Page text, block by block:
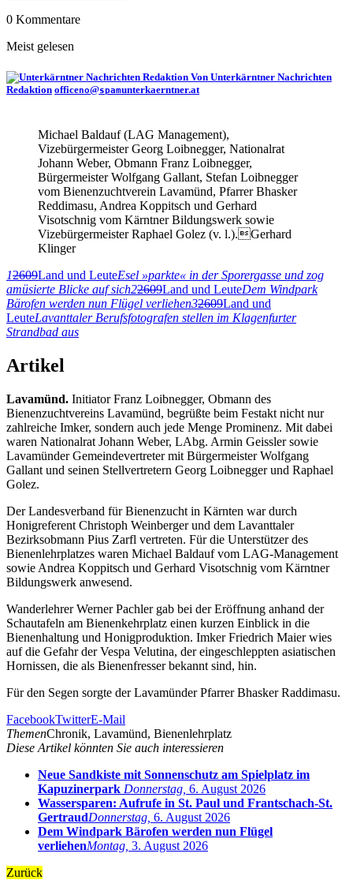
0 Kommentare
Meist gelesen
Von Unterkärntner Nachrichten
Redaktion officeno@spamunterkaerntner.at
Michael Baldauf (LAG Management),
Vizebürgermeister Georg Loibnegger, Nationalrat
Johann Weber, Obmann Franz Loibnegger,
Bürgermeister Wolfgang Gallant, Stefan Loibnegger
vom Bienenzuchtverein Lavamünd, Pfarrer Bhasker
Reddimasu, Andrea Koppitsch und Gerhard
Visotschnig vom Kärntner Bildungswerk sowie
Vizebürgermeister Raphael Golez (v. l.).Gerhard
Klinger
12609Land und LeuteEsel »parkte« in der Sporergasse und zog
amüsierte Blicke auf sich22609Land und LeuteDem Windpark
Bärofen werden nun Flügel verliehen32609Land und
LeuteLavanttaler Berufsfotografen stellen im Klagenfurter
Strandbad aus
Artikel
Lavamünd. Initiator Franz Loibnegger, Obmann des
Bienenzuchtvereins Lavamünd, begrüßte beim Festakt nicht nur
zahlreiche Imker, sondern auch jede Menge Prominenz. Mit dabei
waren Nationalrat Johann Weber, LAbg. Armin Geissler sowie
Lavamünder Gemeindevertreter mit Bürgermeister Wolfgang
Gallant und seinen Stellvertretern Georg Loibnegger und Raphael
Golez.
Der Landesverband für Bienenzucht in Kärnten war durch
Honigreferent Christoph Weinberger und dem Lavanttaler
Bezirksobmann Pius Zarfl vertreten. Für die Unterstützer des
Bienenlehrplatzes waren Michael Baldauf vom LAG-Management
sowie Andrea Koppitsch und Gerhard Visotschnig vom Kärntner
Bildungswerk anwesend.
Wanderlehrer Werner Pachler gab bei der Eröffnung anhand der
Schautafeln am Bienenkehrplatz einen kurzen Einblick in die
Bienenhaltung und Honigproduktion. Imker Friedrich Maier wies
auf die Gefahr der Vespa Velutina, der eingeschleppten asiatischen
Hornissen, die als Bienenfresser bekannt sind, hin.
Für den Segen sorgte der Lavamünder Pfarrer Bhasker Raddimasu.
FacebookTwitterE-Mail
ThemenChronik, Lavamünd, Bienenlehrplatz
Diese Artikel könnten Sie auch interessieren
Neue Sandkiste mit Sonnenschutz am Spielplatz im
Kapuzinerpark Donnerstag, 6. August 2026
Wassersparen: Aufrufe in St. Paul und Frantschach-St.
GertraudDonnerstag, 6. August 2026
Dem Windpark Bärofen werden nun Flügel
verliehenMontag, 3. August 2026
Zurück